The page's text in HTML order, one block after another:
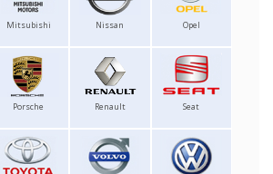
Mitsubishi Nissan Opel
Porsche Renault Seat